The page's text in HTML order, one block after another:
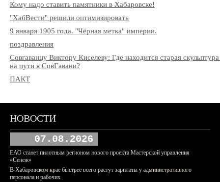
Кому надо ставить памятники в Хабаровске!
"ХабВести" решили оптимизировать
9 января 1905 года. "Чёрная метка" империи.
поздравления
Совгаванцу Виктору Киселеву: Где находится старая
на пути к СовГавани?
ПАКТ
НОВОСТИ
07.08.2026
ЕАО станет пилотным регионом нового проекта Мастерской управления
«Сенеж»
В Хабаровском крае быстрее всего растут зарплаты у административного
персонала и рабочих